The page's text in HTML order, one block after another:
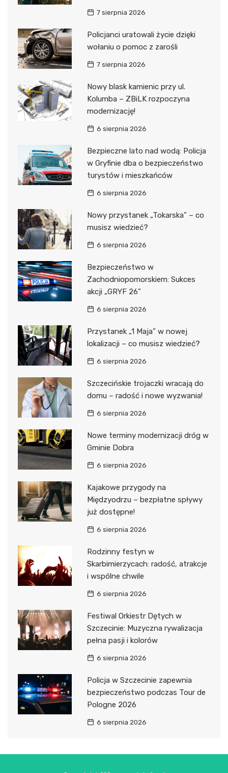
7 sierpnia 2026
Policjanci uratowali życie dzięki
wołaniu o pomoc z zarośli
7 sierpnia 2026
Nowy blask kamienic przy ul.
Kolumba – ZBiLK rozpoczyna
modernizację!
6 sierpnia 2026
Bezpieczne lato nad wodą: Policja
w Gryfinie dba o bezpieczeństwo
turystów i mieszkańców
6 sierpnia 2026
Nowy przystanek „Tokarska” – co
musisz wiedzieć?
6 sierpnia 2026
Bezpieczeństwo w
Zachodniopomorskiem: Sukces
akcji „GRYF 26”
6 sierpnia 2026
Przystanek „1 Maja” w nowej
lokalizacji – co musisz wiedzieć?
6 sierpnia 2026
Szczecińskie trojaczki wracają do
domu – radość i nowe wyzwania!
6 sierpnia 2026
Nowe terminy modernizacji dróg w
Gminie Dobra
6 sierpnia 2026
Kajakowe przygody na
Międzyodrzu – bezpłatne spływy
już dostępne!
6 sierpnia 2026
Rodzinny festyn w
Skarbimierzycach: radość, atrakcje
i wspólne chwile
6 sierpnia 2026
Festiwal Orkiestr Dętych w
Szczecinie: Muzyczna rywalizacja
pełna pasji i kolorów
6 sierpnia 2026
Policja w Szczecinie zapewnia
bezpieczeństwo podczas Tour de
Pologne 2026
6 sierpnia 2026